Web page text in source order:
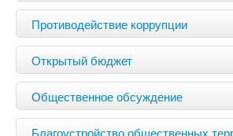
Противодействие коррупции
Открытый бюджет
Общественное обсуждение
Благоустройство общественных